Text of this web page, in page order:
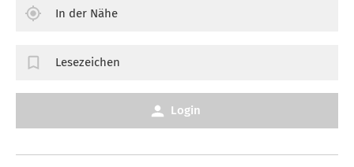
In der Nähe
Lesezeichen
Login